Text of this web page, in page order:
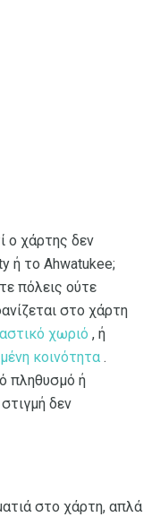
ο χάρτης δεν
ή το Ahwatukee;
πόλεις ούτε
στο χάρτη
αστικό χωριό , ή
κοινότητα .
πληθυσμό ή
δεν
στο χάρτη, απλά